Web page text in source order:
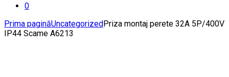
0
Prima paginăUncategorizedPriza montaj perete 32A 5P/400V
IP44 Scame A6213